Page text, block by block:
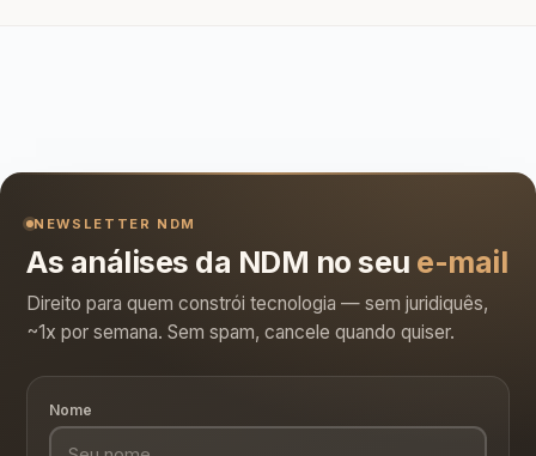
NEWSLETTER NDM
As análises da NDM no seu e-mail
Direito para quem constrói tecnologia — sem juridiquês,
~1x por semana. Sem spam, cancele quando quiser.
Nome